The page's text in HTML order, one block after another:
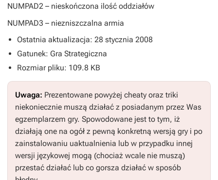
NUMPAD2 – nieskończona ilość oddziałów
NUMPAD3 – niezniszczalna armia
Ostatnia aktualizacja: 28 stycznia 2008
Gatunek: Gra Strategiczna
Rozmiar pliku: 109.8 KB
Uwaga: Prezentowane powyżej cheaty oraz triki
niekoniecznie muszą działać z posiadanym przez Was
egzemplarzem gry. Spowodowane jest to tym, iż
działają one na ogół z pewną konkretną wersją gry i po
zainstalowaniu uaktualnienia lub w przypadku innej
wersji językowej mogą (chociaż wcale nie muszą)
przestać działać lub co gorsza działać w sposób